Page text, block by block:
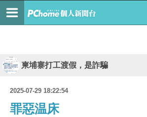
柬埔寨打工渡假，是詐騙
2025-07-29 18:22:54
罪惡温床